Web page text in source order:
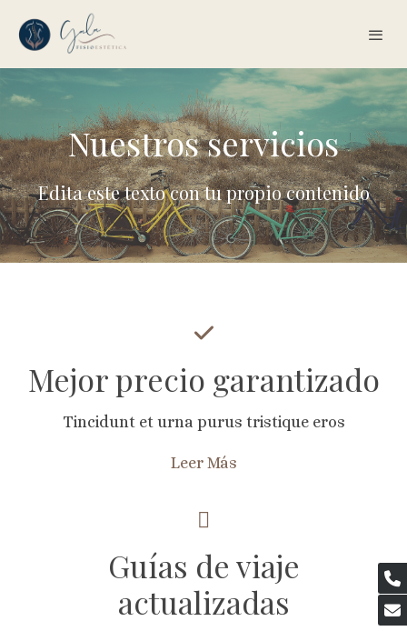
Nuestros servicios
Edita este texto con tu propio contenido
Mejor precio garantizado
Tincidunt et urna purus tristique eros
Leer Más
Guías de viaje
actualizadas